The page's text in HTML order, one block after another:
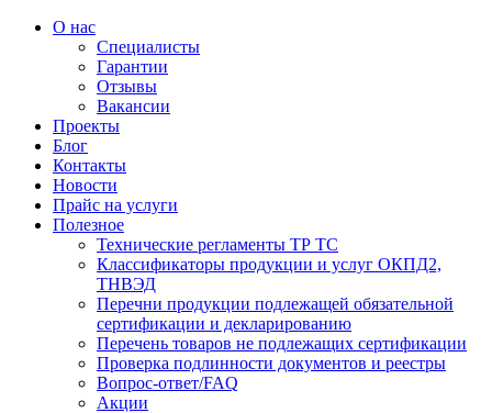
О нас
Специалисты
Гарантии
Отзывы
Вакансии
Проекты
Блог
Контакты
Новости
Прайс на услуги
Полезное
Технические регламенты ТР ТС
Классификаторы продукции и услуг ОКПД2,
ТНВЭД
Перечни продукции подлежащей обязательной
сертификации и декларированию
Перечень товаров не подлежащих сертификации
Проверка подлинности документов и реестры
Вопрос-ответ/FAQ
Акции